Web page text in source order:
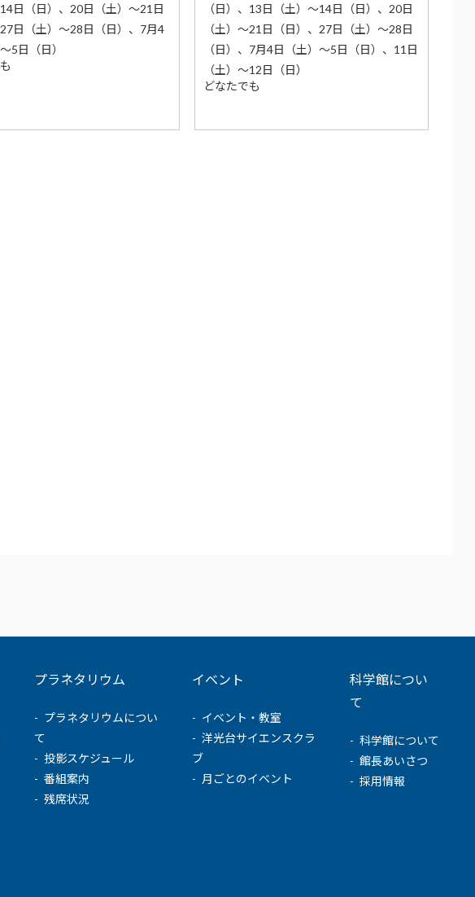
14日（日）、20日（土）～21日
27日（土）～28日（日）、7月4
5日（日）
（日）、13日（土）～14日（日）、20日
（土）～21日（日）、27日（土）～28日
（日）、7月4日（土）～5日（日）、11日
（土）～12日（日）
どなたでも
プラネタリウム
プラネタリウムについ
て
投影スケジュール
番組案内
残席状況
イベント
イベント・教室
洋光台サイエンスクラ
ブ
月ごとのイベント
科学館につい
て
科学館について
館長あいさつ
採用情報